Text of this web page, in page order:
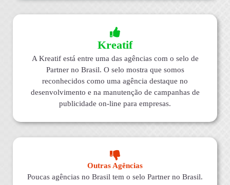
Kreatif
A Kreatif está entre uma das agências com o selo de
Partner no Brasil. O selo mostra que somos
reconhecidos como uma agência destaque no
desenvolvimento e na manutenção de campanhas de
publicidade on-line para empresas.
Outras Agências
Poucas agências no Brasil tem o selo Partner no Brasil.